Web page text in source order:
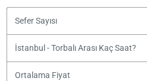
Sefer Sayısı
İstanbul - Torbalı Arası Kaç Saat?
Ortalama Fiyat